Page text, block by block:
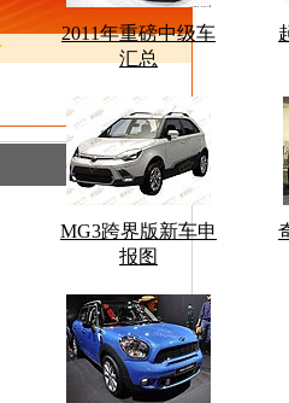
2011年重磅中级车
汇总
MG3跨界版新车申
报图